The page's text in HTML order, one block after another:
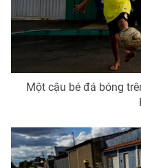
Một cậu bé đá bóng